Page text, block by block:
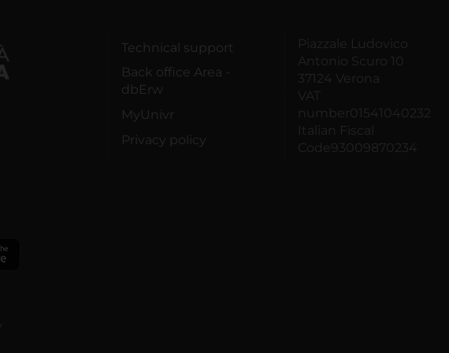
Technical support
Back office Area -
dbErw
MyUnivr
Privacy policy
Piazzale Ludovico
Antonio Scuro 10
37124 Verona
VAT
number01541040232
Italian Fiscal
Code93009870234